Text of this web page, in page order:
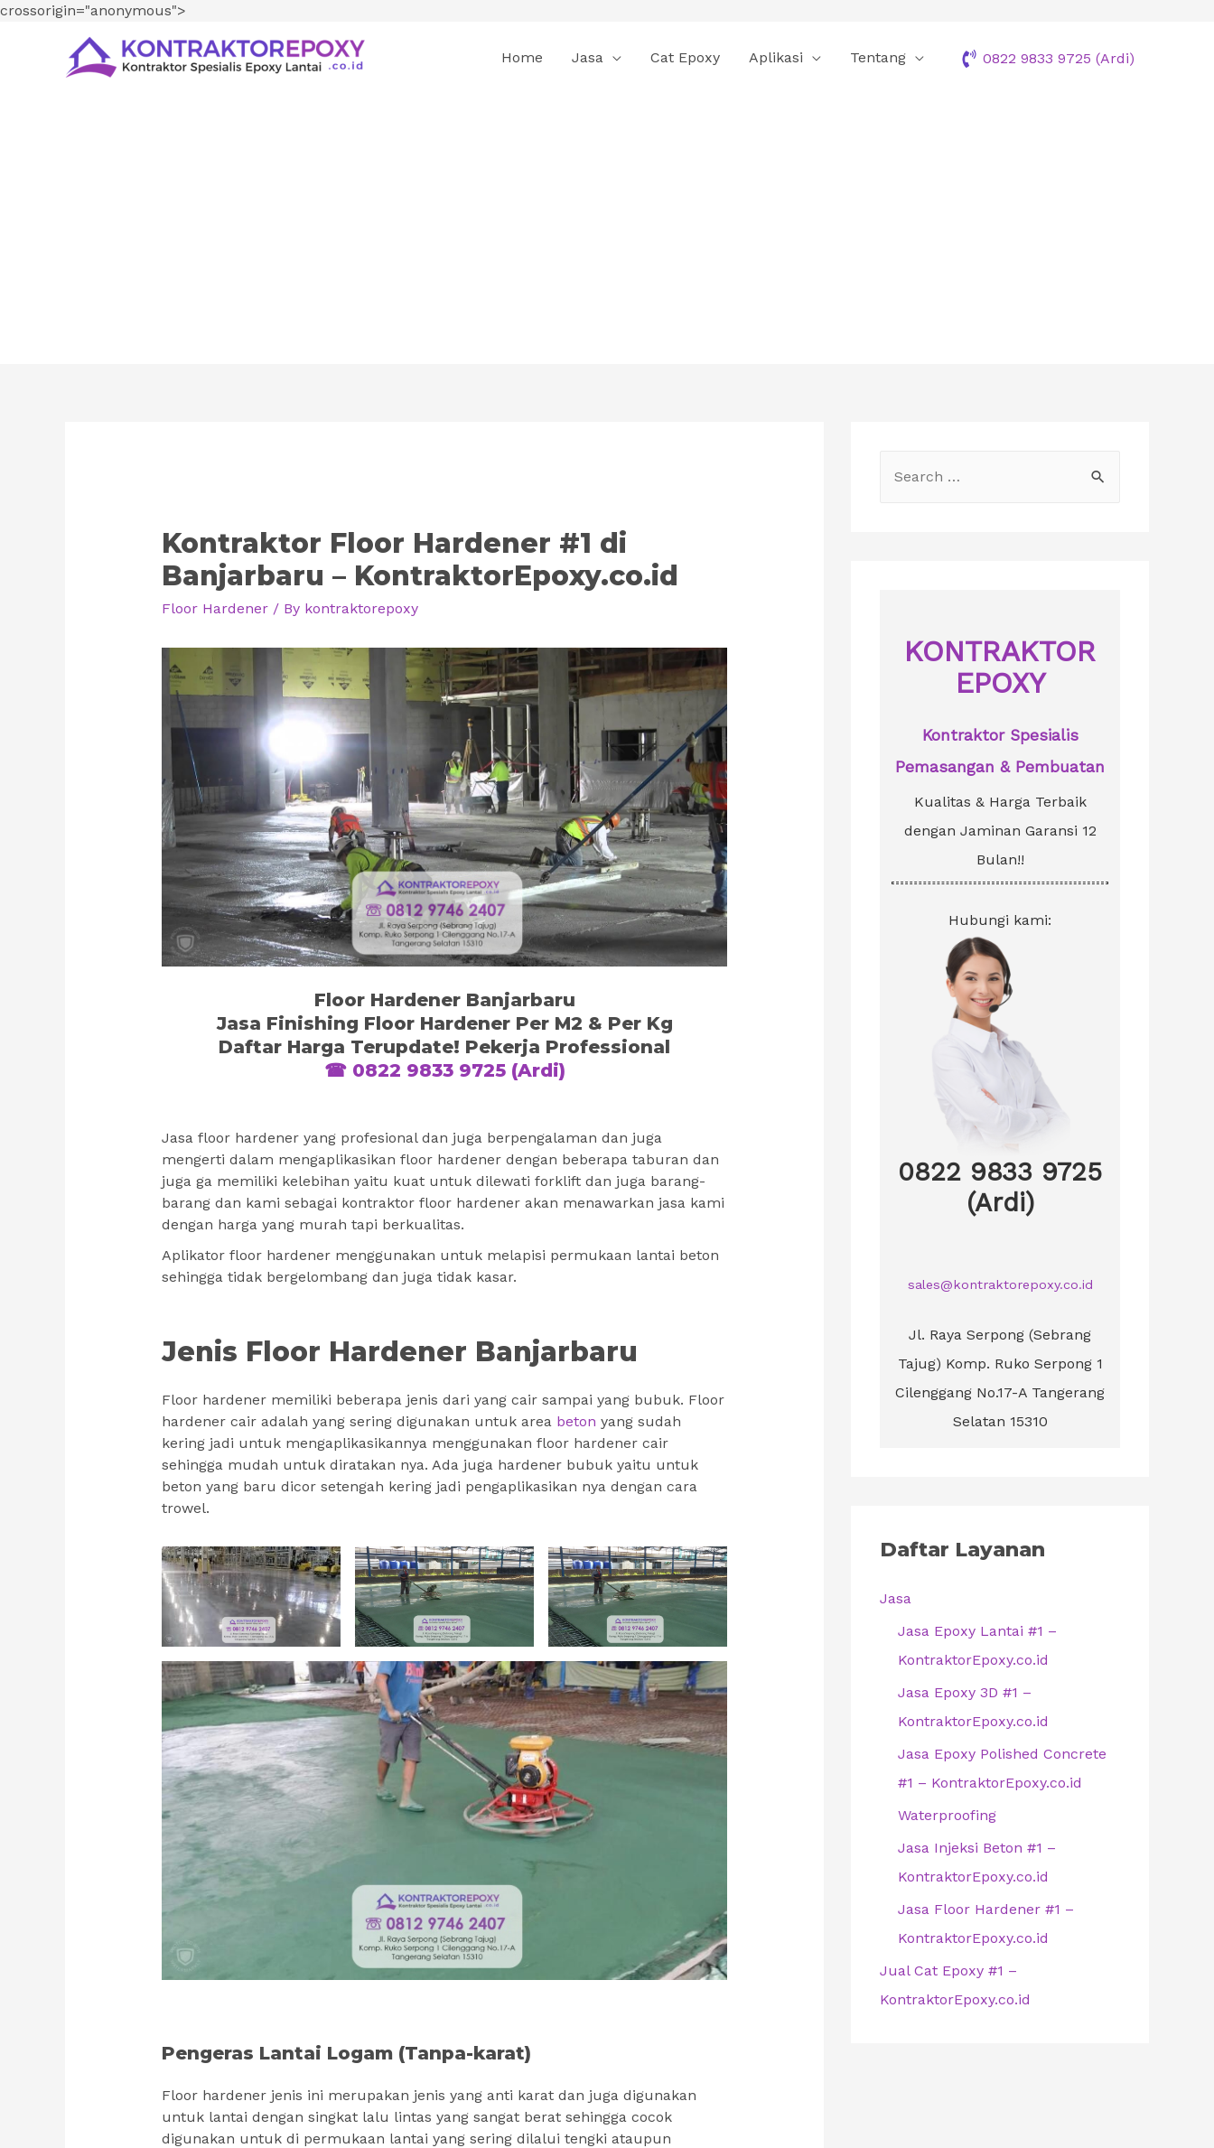
crossorigin="anonymous">
Home Jasa Cat Epoxy Aplikasi Tentang 0822 9833 9725 (Ardi)
Kontraktor Floor Hardener #1 di
Banjarbaru – KontraktorEpoxy.co.id
Floor Hardener/ By kontraktorepoxy
Floor Hardener Banjarbaru
Jasa Finishing Floor Hardener Per M2 & Per Kg
Daftar Harga Terupdate! Pekerja Professional
☎ 0822 9833 9725 (Ardi)
Jasa floor hardener yang profesional dan juga berpengalaman dan juga
mengerti dalam mengaplikasikan floor hardener dengan beberapa taburan dan
juga ga memiliki kelebihan yaitu kuat untuk dilewati forklift dan juga barang-
barang dan kami sebagai kontraktor floor hardener akan menawarkan jasa kami
dengan harga yang murah tapi berkualitas.
Aplikator floor hardener menggunakan untuk melapisi permukaan lantai beton
sehingga tidak bergelombang dan juga tidak kasar.
Jenis Floor Hardener Banjarbaru
Floor hardener memiliki beberapa jenis dari yang cair sampai yang bubuk. Floor
hardener cair adalah yang sering digunakan untuk area beton yang sudah
kering jadi untuk mengaplikasikannya menggunakan floor hardener cair
sehingga mudah untuk diratakan nya. Ada juga hardener bubuk yaitu untuk
beton yang baru dicor setengah kering jadi pengaplikasikan nya dengan cara
trowel.
Pengeras Lantai Logam (Tanpa-karat)
Floor hardener jenis ini merupakan jenis yang anti karat dan juga digunakan
untuk lantai dengan singkat lalu lintas yang sangat berat sehingga cocok
digunakan untuk di permukaan lantai yang sering dilalui tengki ataupun
KONTRAKTOR
EPOXY
Kontraktor Spesialis
Pemasangan & Pembuatan
Kualitas & Harga Terbaik
dengan Jaminan Garansi 12
Bulan!!
Hubungi kami:
0822 9833 9725
(Ardi)
sales@kontraktorepoxy.co.id
Jl. Raya Serpong (Sebrang
Tajug) Komp. Ruko Serpong 1
Cilenggang No.17-A Tangerang
Selatan 15310
Daftar Layanan
Jasa
Jasa Epoxy Lantai #1 –
KontraktorEpoxy.co.id
Jasa Epoxy 3D #1 –
KontraktorEpoxy.co.id
Jasa Epoxy Polished Concrete
#1 – KontraktorEpoxy.co.id
Waterproofing
Jasa Injeksi Beton #1 –
KontraktorEpoxy.co.id
Jasa Floor Hardener #1 –
KontraktorEpoxy.co.id
Jual Cat Epoxy #1 –
KontraktorEpoxy.co.id